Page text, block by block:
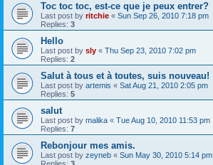
Toc toc toc, est-ce que je peux entrer?
Last post by ritchie « Sun Sep 26, 2010 7:18 pm
Replies: 3
Hello
Last post by sly « Thu Sep 23, 2010 7:02 pm
Replies: 2
Salut à tous et à toutes, suis nouveau!
Last post by artemis « Sat Aug 21, 2010 2:05 pm
Replies: 5
salut
Last post by malika « Tue Aug 10, 2010 11:53 pm
Replies: 7
Rebonjour mes amis.
Last post by zeyneb « Sun May 30, 2010 5:14 pm